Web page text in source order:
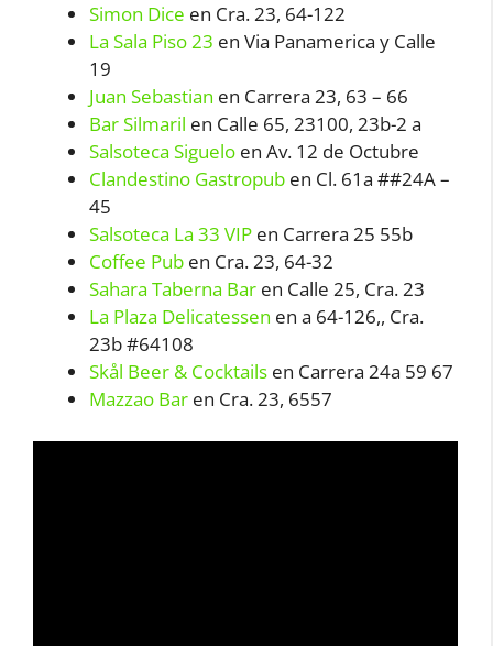
Simon Dice en Cra. 23, 64-122
La Sala Piso 23 en Via Panamerica y Calle
19
Juan Sebastian en Carrera 23, 63 – 66
Bar Silmaril en Calle 65, 23100, 23b-2 a
Salsoteca Siguelo en Av. 12 de Octubre
Clandestino Gastropub en Cl. 61a ##24A –
45
Salsoteca La 33 VIP en Carrera 25 55b
Coffee Pub en Cra. 23, 64-32
Sahara Taberna Bar en Calle 25, Cra. 23
La Plaza Delicatessen en a 64-126,, Cra.
23b #64108
Skål Beer & Cocktails en Carrera 24a 59 67
Mazzao Bar en Cra. 23, 6557